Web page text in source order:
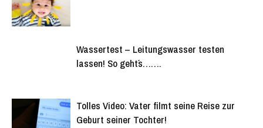
Wassertest – Leitungswasser testen
lassen! So geht´s…….
Tolles Video: Vater filmt seine Reise zur
Geburt seiner Tochter!